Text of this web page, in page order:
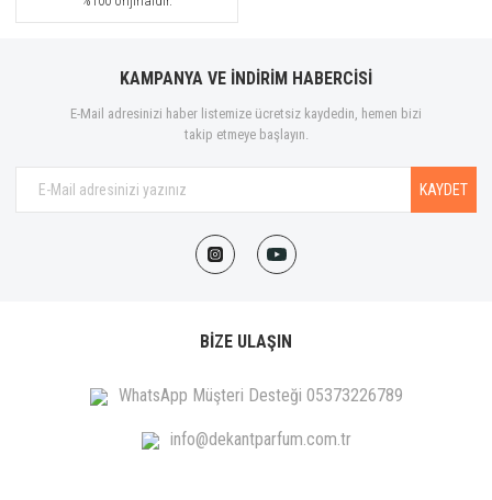
KAMPANYA VE İNDİRİM HABERCİSİ
E-Mail adresinizi haber listemize ücretsiz kaydedin, hemen bizi
takip etmeye başlayın.
KAYDET
BİZE ULAŞIN
WhatsApp Müşteri Desteği 05373226789
info@dekantparfum.com.tr